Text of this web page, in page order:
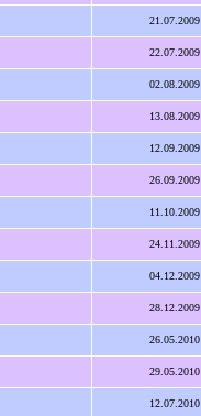
21.07.2009
22.07.2009
02.08.2009
13.08.2009
12.09.2009
26.09.2009
11.10.2009
24.11.2009
04.12.2009
28.12.2009
26.05.2010
29.05.2010
12.07.2010